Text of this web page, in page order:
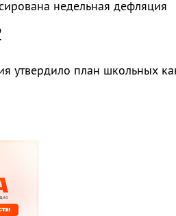
недельная дефляция
утвердило план школьных